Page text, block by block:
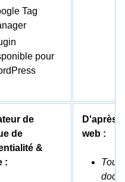
Tag
pour
de
de
&
:
D'après
web :
Tous